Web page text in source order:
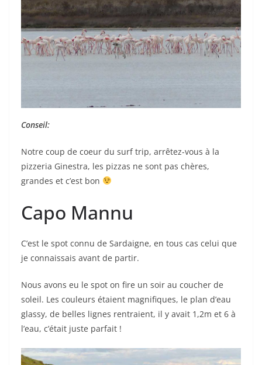
Conseil:
Notre coup de coeur du surf trip, arrêtez-vous à la
pizzeria Ginestra, les pizzas ne sont pas chères,
grandes et c’est bon
Capo Mannu
C’est le spot connu de Sardaigne, en tous cas celui que
je connaissais avant de partir.
Nous avons eu le spot on fire un soir au coucher de
soleil. Les couleurs étaient magnifiques, le plan d’eau
glassy, de belles lignes rentraient, il y avait 1,2m et 6 à
l’eau, c’était juste parfait !